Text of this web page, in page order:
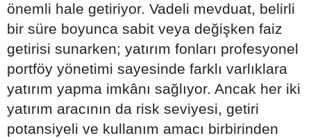
önemli hale getiriyor. Vadeli mevduat, belirli
bir süre boyunca sabit veya değişken faiz
getirisi sunarken; yatırım fonları profesyonel
portföy yönetimi sayesinde farklı varlıklara
yatırım yapma imkânı sağlıyor. Ancak her iki
yatırım aracının da risk seviyesi, getiri
potansiyeli ve kullanım amacı birbirinden